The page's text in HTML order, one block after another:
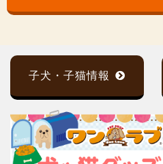
子犬・子猫情報